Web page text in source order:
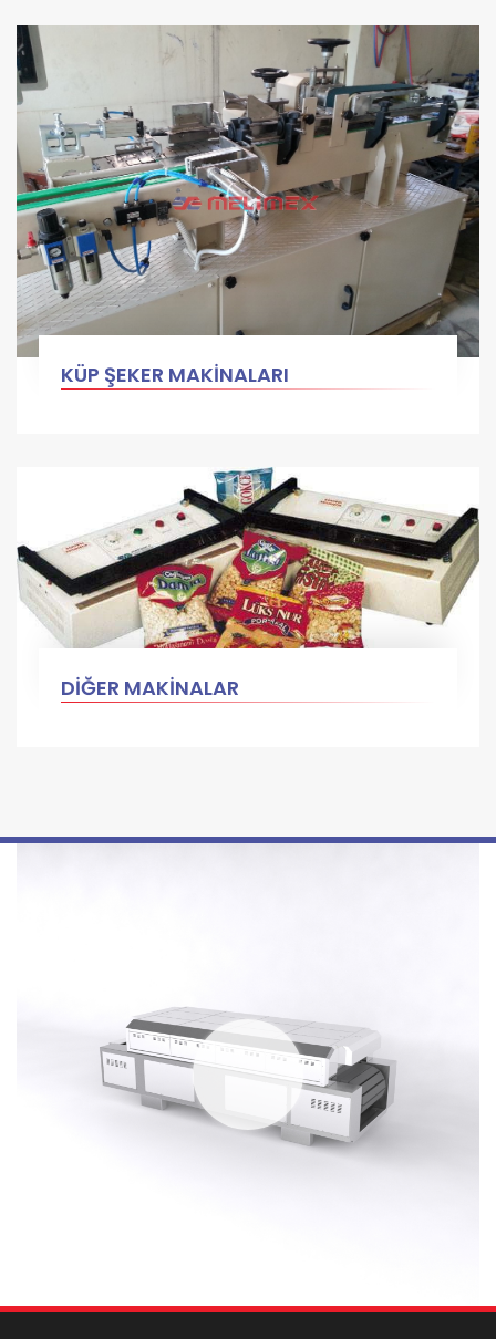
KÜP ŞEKER MAKİNALARI
DİĞER MAKİNALAR